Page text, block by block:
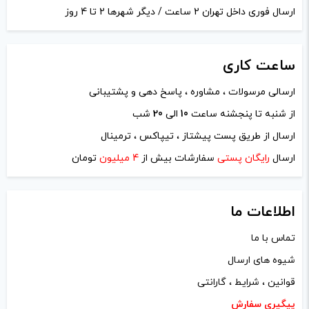
نام*
ایمیل*
ذخیره نام، ایمیل و وبسایت من در مرورگر برای زمانی که دوباره
دیدگاهی می‌نویسم.
لازم است محتوای ارسالی منطبق برعرف و شئونات جامعه و با
ارسال فوری داخل تهران 2 ساعت / دیگر شهرها 2 تا 4 روز
ساعت کاری
ارسالی مرسولات ، مشاوره ، پاسخ دهی و پشتیبانی
از شنبه تا پنجشنه ساعت 10 الی 20 شب
ارسال از طریق پست پیشتاز ، تیپاکس ، ترمینال
ارسال رایگان پستی سفارشات بیش از 4 میلیون تومان
اطلاعات ما
تماس با ما
شیوه های ارسال
قوانین ، شرایط ، گارانتی
پیگیری سفارش